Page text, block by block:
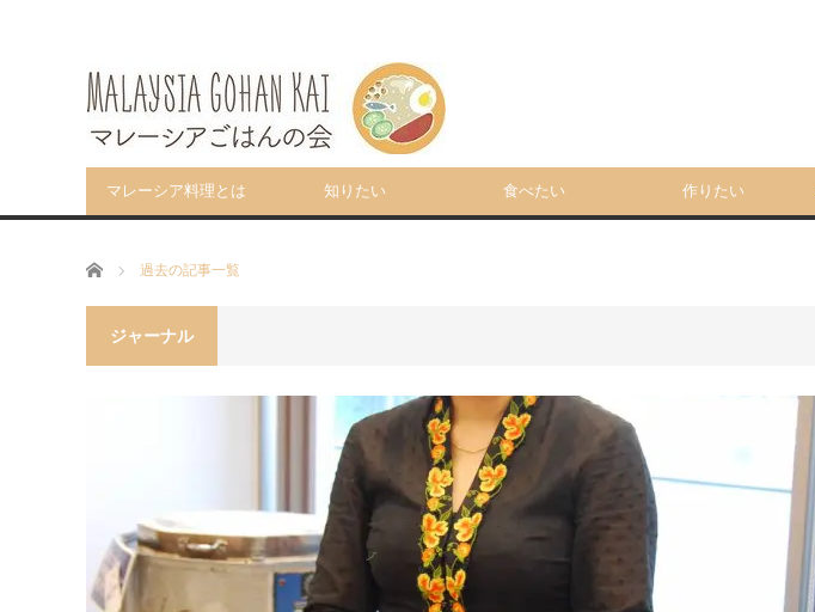
マレーシア料理とは 知りたい 食べたい 作りたい
ホーム 過去の記事一覧
ジャーナル